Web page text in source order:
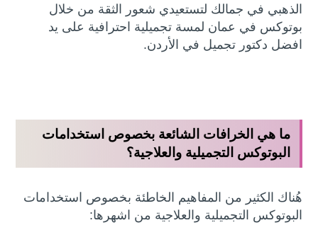
الذهبي في جمالك لتستعيدي شعور الثقة من خلال
بوتوكس في عمان لمسة تجميلية احترافية على يد
افضل دكتور تجميل في الأردن.
ما هي الخرافات الشائعة بخصوص استخدامات
البوتوكس التجميلية والعلاجية؟
هُناك الكثير من المفاهيم الخاطئة بخصوص استخدامات
البوتوكس التجميلية والعلاجية من اشهرها: